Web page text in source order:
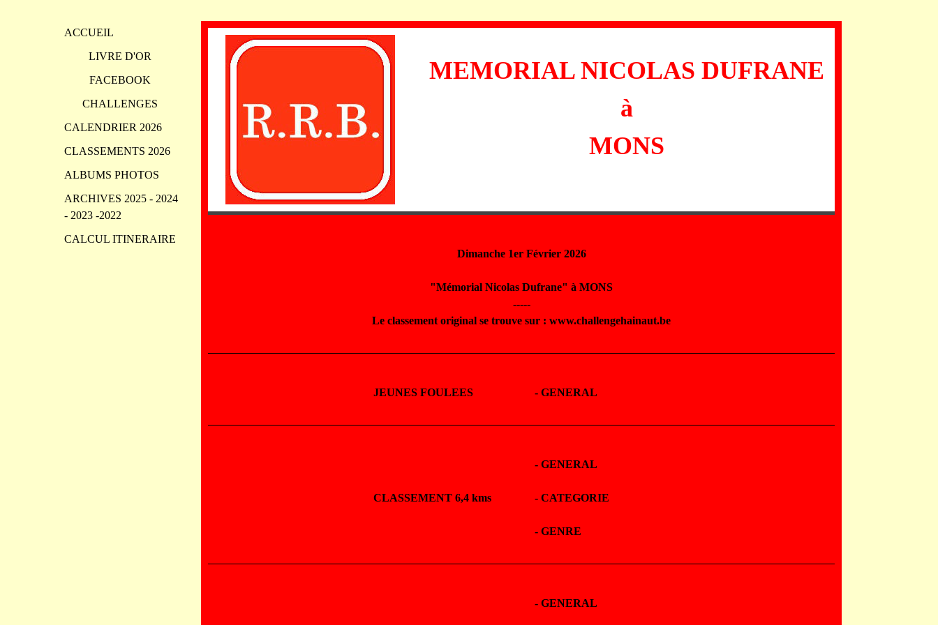
ACCUEIL
LIVRE D'OR
FACEBOOK
CHALLENGES
CALENDRIER 2026
CLASSEMENTS 2026
ALBUMS PHOTOS
ARCHIVES 2025 - 2024
- 2023 -2022
CALCUL ITINERAIRE
MEMORIAL NICOLAS DUFRANE
à
MONS
Dimanche 1er Février 2026
"Mémorial Nicolas Dufrane" à MONS
-----
Le classement original se trouve sur : www.challengehainaut.be
JEUNES FOULEES - GENERAL
CLASSEMENT 6,4 kms
- GENERAL
- CATEGORIE
- GENRE
- GENERAL